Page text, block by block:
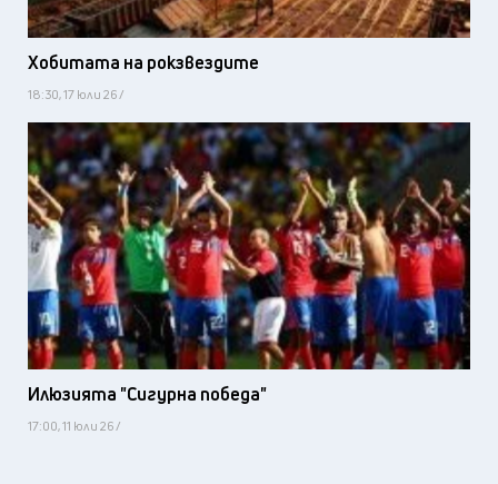
Хобитата на рокзвездите
18:30, 17 юли 26 /
Илюзията "Сигурна победа"
17:00, 11 юли 26 /